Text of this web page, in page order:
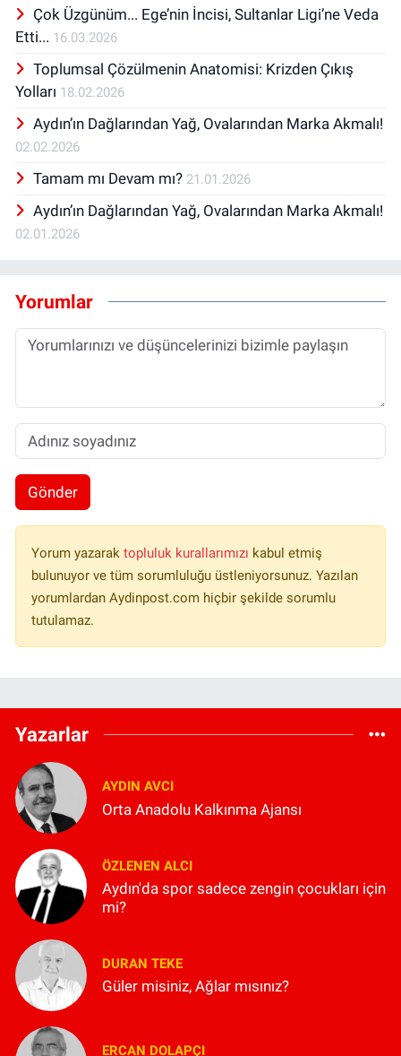
Çok Üzgünüm... Ege’nin İncisi, Sultanlar Ligi’ne Veda
Etti... 16.03.2026
Toplumsal Çözülmenin Anatomisi: Krizden Çıkış
Yolları 18.02.2026
Aydın’ın Dağlarından Yağ, Ovalarından Marka Akmalı!
02.02.2026
Tamam mı Devam mı? 21.01.2026
Aydın’ın Dağlarından Yağ, Ovalarından Marka Akmalı!
02.01.2026
Yorumlar
Gönder
Yorum yazarak topluluk kurallarımızı kabul etmiş
bulunuyor ve tüm sorumluluğu üstleniyorsunuz. Yazılan
yorumlardan Aydinpost.com hiçbir şekilde sorumlu
tutulamaz.
Yazarlar
AYDIN AVCI
Orta Anadolu Kalkınma Ajansı
ÖZLENEN ALCI
Aydın'da spor sadece zengin çocukları için
mi?
DURAN TEKE
Güler misiniz, Ağlar mısınız?
ERCAN DOLAPÇI